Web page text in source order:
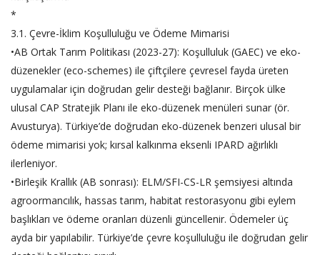
*
3.1. Çevre-İklim Koşulluluğu ve Ödeme Mimarisi
•AB Ortak Tarım Politikası (2023-27): Koşulluluk (GAEC) ve eko-
düzenekler (eco-schemes) ile çiftçilere çevresel fayda üreten
uygulamalar için doğrudan gelir desteği bağlanır. Birçok ülke
ulusal CAP Stratejik Planı ile eko-düzenek menüleri sunar (ör.
Avusturya). Türkiye’de doğrudan eko-düzenek benzeri ulusal bir
ödeme mimarisi yok; kırsal kalkınma eksenli IPARD ağırlıklı
ilerleniyor.
•Birleşik Krallık (AB sonrası): ELM/SFI-CS-LR şemsiyesi altında
agroormancılık, hassas tarım, habitat restorasyonu gibi eylem
başlıkları ve ödeme oranları düzenli güncellenir. Ödemeler üç
ayda bir yapılabilir. Türkiye’de çevre koşulluluğu ile doğrudan gelir